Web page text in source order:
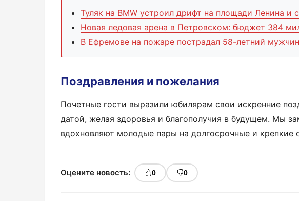
Туляк на BMW устроил дрифт на площади Ленина и
Новая ледовая арена в Петровском: бюджет 384
В Ефремове на пожаре пострадал 58-летний
Поздравления и пожелания
Почетные гости выразили юбилярам свои искренние
датой, желая здоровья и благополучия в будущем. Мы
вдохновляют молодые пары на долгосрочные и крепкие
Оцените новость: 0 0